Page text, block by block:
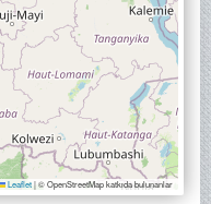
Leaflet|© OpenStreetMap katkıda bulunanlar